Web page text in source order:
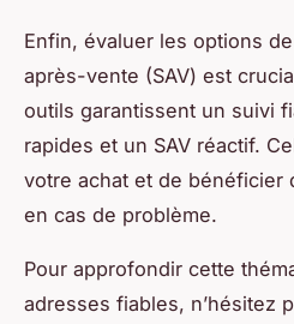
Enfin, évaluer les options
après-vente (SAV) est
outils garantissent un suivi
rapides et un SAV réactif.
votre achat et de bénéficier
en cas de problème.
Pour approfondir cette
adresses fiables, n’hésitez